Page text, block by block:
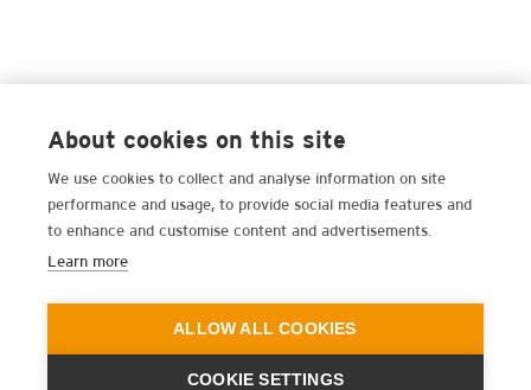
About cookies on this site
We use cookies to collect and analyse information on site
performance and usage, to provide social media features and
to enhance and customise content and advertisements.
Learn more
ALLOW ALL COOKIES
COOKIE SETTINGS